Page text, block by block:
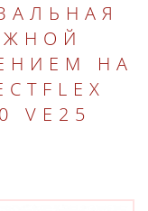
НА
VE25